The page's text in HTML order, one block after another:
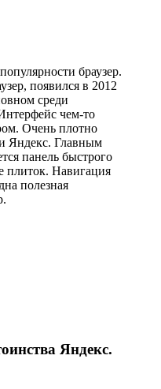
браузер.
появился в 2012
среди
чем-то
Очень плотно
Яндекс. Главным
панель быстрого
плиток. Навигация
полезная
Яндекс.